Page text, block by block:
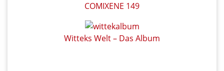
COMIXENE 149
Witteks Welt – Das Album